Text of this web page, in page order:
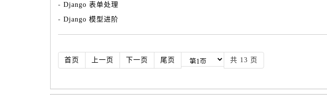
- Django 表单处理
- Django 模型进阶
首页 上一页 下一页 尾页 共 13 页